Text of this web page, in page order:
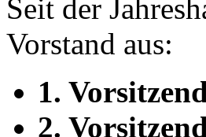
Seit der
Vorstand aus:
1.
2.